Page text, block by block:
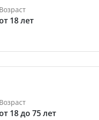
Возраст
18 лет
Возраст
18 до 75 лет